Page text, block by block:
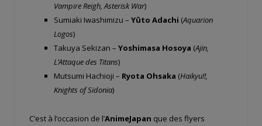
Vampire Reigh, Asterisk War)
Sumiaki Iwashimizu – Yûto Adachi (Aquarion
Logos)
Takuya Sekizan – Yoshimasa Hosoya (Ajin,
L’Attaque des Titans)
Mutsumi Hachioji – Ryota Ohsaka (Haikyu!!,
Knights of Sidonia)
C’est à l’occasion de l’AnimeJapan que des flyers